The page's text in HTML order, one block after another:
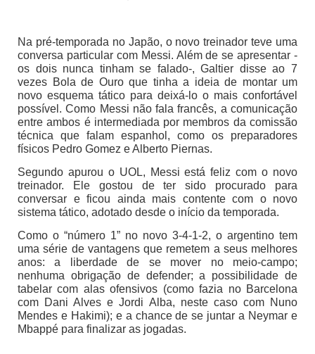
Na pré-temporada no Japão, o novo treinador teve uma
conversa particular com Messi. Além de se apresentar -
os dois nunca tinham se falado-, Galtier disse ao 7
vezes Bola de Ouro que tinha a ideia de montar um
novo esquema tático para deixá-lo o mais confortável
possível. Como Messi não fala francês, a comunicação
entre ambos é intermediada por membros da comissão
técnica que falam espanhol, como os preparadores
físicos Pedro Gomez e Alberto Piernas.
Segundo apurou o UOL, Messi está feliz com o novo
treinador. Ele gostou de ter sido procurado para
conversar e ficou ainda mais contente com o novo
sistema tático, adotado desde o início da temporada.
Como o “número 1” no novo 3-4-1-2, o argentino tem
uma série de vantagens que remetem a seus melhores
anos: a liberdade de se mover no meio-campo;
nenhuma obrigação de defender; a possibilidade de
tabelar com alas ofensivos (como fazia no Barcelona
com Dani Alves e Jordi Alba, neste caso com Nuno
Mendes e Hakimi); e a chance de se juntar a Neymar e
Mbappé para finalizar as jogadas.